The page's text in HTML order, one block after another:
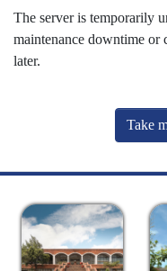
The server is temporarily
maintenance downtime or
later.
Take